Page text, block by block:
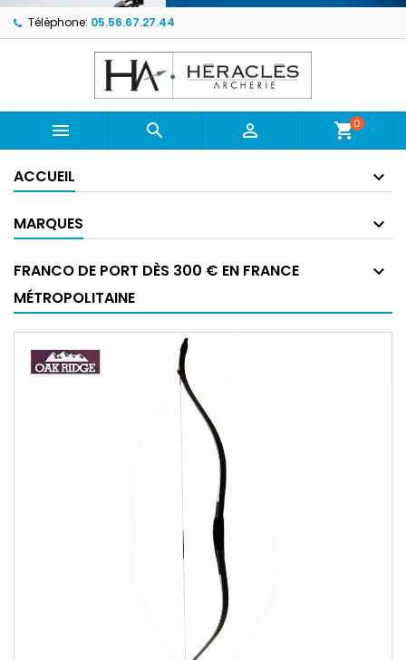
Téléphone: 05.56.67.27.44
   shopping_cart0
ACCUEIL
MARQUES
FRANCO DE PORT DÈS 300 € EN FRANCE
MÉTROPOLITAINE